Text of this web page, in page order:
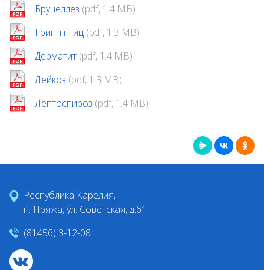
Бруцеллез (pdf, 1.4 MB)
Грипп птиц (pdf, 1.3 MB)
Дерматит (pdf, 1.4 MB)
Лейкоз (pdf, 1.3 MB)
Лептоспироз (pdf, 1.4 MB)
Республика Карелия,
п. Пряжа, ул. Советская, д.61
(81456) 3-12-08